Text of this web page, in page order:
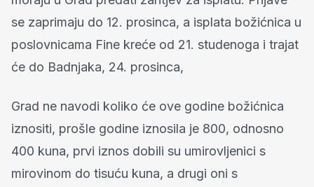
se zaprimaju do 12. prosinca, a isplata božićnica u
poslovnicama Fine kreće od 21. studenoga i trajat
će do Badnjaka, 24. prosinca,
Grad ne navodi koliko će ove godine božićnica
iznositi, prošle godine iznosila je 800, odnosno
400 kuna, prvi iznos dobili su umirovljenici s
mirovinom do tisuću kuna, a drugi oni s